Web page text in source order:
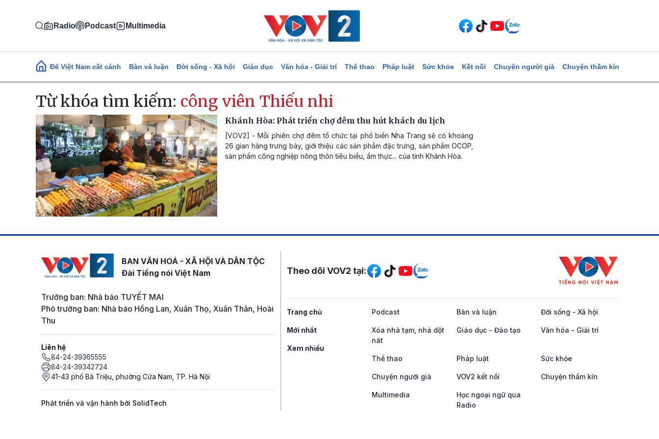
Radio Podcast Multimedia
Main navigation
Để Việt Nam cất cánh Bàn và luận Đời sống - Xã hội Giáo dục Văn hóa - Giải trí Thể thao Pháp luật Sức khỏe Kết nối Chuyện người già Chuyện thầm kín
Từ khóa tìm kiếm: công viên Thiếu nhi
Khánh Hòa: Phát triển chợ đêm thu hút khách du lịch
[VOV2] - Mỗi phiên chợ đêm tổ chức tại phố biển Nha Trang sẽ có khoảng
26 gian hàng trưng bày, giới thiệu các sản phẩm đặc trưng, sản phẩm OCOP,
sản phẩm công nghiệp nông thôn tiêu biểu, ẩm thực... của tỉnh Khánh Hòa.
BAN VĂN HOÁ - XÃ HỘI VÀ DÂN TỘC
Đài Tiếng nói Việt Nam
Trưởng ban: Nhà báo TUYẾT MAI
Phó trưởng ban: Nhà báo Hồng Lan, Xuân Thọ, Xuân Thân, Hoài
Thu
Liên hệ
84-24-39365555
84-24-39342724
41-43 phố Bà Triệu, phường Cửa Nam, TP. Hà Nội
Phát triển và vận hành bởi SolidTech
Mạng xã hội
Theo dõi VOV2 tại:
Trang chủ
Mới nhất
Xem nhiều
Podcast Bàn và luận Đời sống - Xã hội
Xóa nhà tạm, nhà dột
nát
Giáo dục - Đào tạo Văn hóa - Giải trí
Thể thao Pháp luật Sức khỏe
Chuyện người già VOV2 kết nối Chuyện thầm kín
Multimedia
Học ngoại ngữ qua
Radio